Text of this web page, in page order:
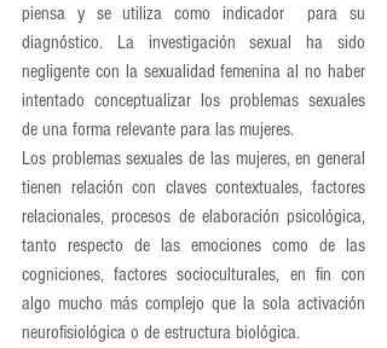
piensa y se utiliza como indicador  para su
diagnóstico. La investigación sexual ha sido
negligente con la sexualidad femenina al no haber
intentado conceptualizar los problemas sexuales
de una forma relevante para las mujeres.
Los problemas sexuales de las mujeres, en general
tienen relación con claves contextuales, factores
relacionales, procesos de elaboración psicológica,
tanto respecto de las emociones como de las
cogniciones, factores socioculturales, en fin con
algo mucho más complejo que la sola activación
neurofisiológica o de estructura biológica.